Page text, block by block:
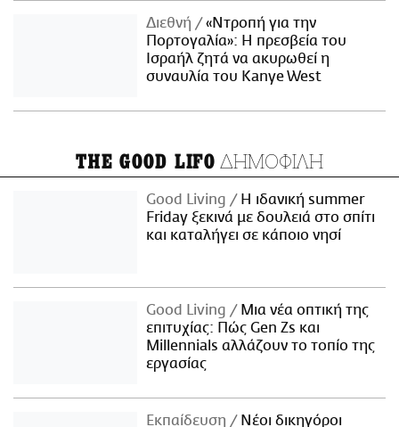
Διεθνή
«Ντροπή για την
Πορτογαλία»: Η πρεσβεία του
Ισραήλ ζητά να ακυρωθεί η
συναυλία του Kanye West
THE GOOD LIFO ΔΗΜΟΦΙΛΗ
Good Living
Η ιδανική summer
Friday ξεκινά με δουλειά στο σπίτι
και καταλήγει σε κάποιο νησί
Good Living
Μια νέα οπτική της
επιτυχίας: Πώς Gen Zs και
Millennials αλλάζουν το τοπίο της
εργασίας
Εκπαίδευση
Νέοι δικηγόροι